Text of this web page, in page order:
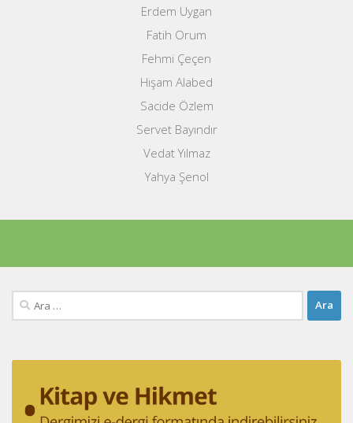
Erdem Uygan
Fatih Orum
Fehmi Çeçen
Hişam Alabed
Sacide Özlem
Servet Bayındır
Vedat Yılmaz
Yahya Şenol
Arama: